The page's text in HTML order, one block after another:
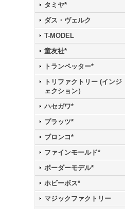
タミヤ*
ダス・ヴェルク
T-MODEL
童友社*
トランペッター*
トリファクトリー (インジ
ェクション）
ハセガワ*
プラッツ*
ブロンコ*
ファインモールド*
ボーダーモデル*
ホビーボス*
マジックファクトリー